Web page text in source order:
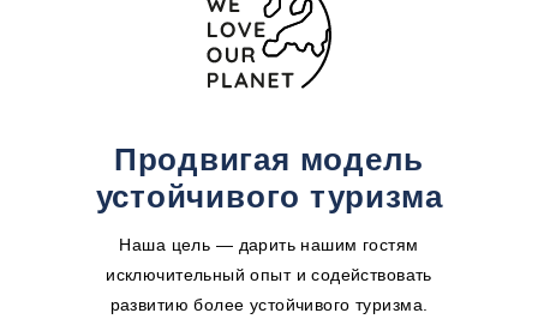
Продвигая модель
устойчивого туризма
Наша цель — дарить нашим гостям
исключительный опыт и содействовать
развитию более устойчивого туризма.